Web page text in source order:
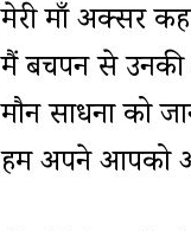
मेरी माँ अक्सर
मैं बचपन से
मौन साधना को
हम अपने आपको